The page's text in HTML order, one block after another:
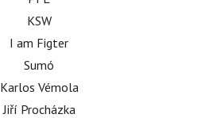
KSW
I am Figter
Sumó
Karlos Vémola
Jiří Procházka